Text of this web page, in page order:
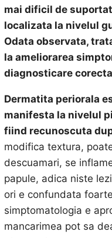
mai dificil de
localizata la nivelul
Odata observata,
la ameliorarea
diagnosticare
Dermatita periorala
manifesta la nivelul
fiind recunoscuta
modifica textura,
descuamari, se
papule, adica niste
ori e confundata
simptomatologia e
mancarimea pot sa